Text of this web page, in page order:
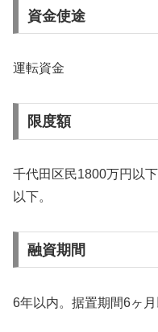
資金使途
運転資金
限度額
千代田区民1800万円以
以下。
融資期間
6年以内。据置期間6ヶ月